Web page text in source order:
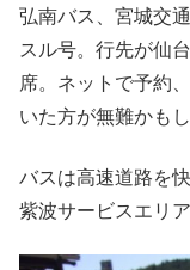
弘南バス、宮城交
スル号。行先が仙
席。ネットで予約
いた方が無難かも
バスは高速道路を
紫波サービスエリ